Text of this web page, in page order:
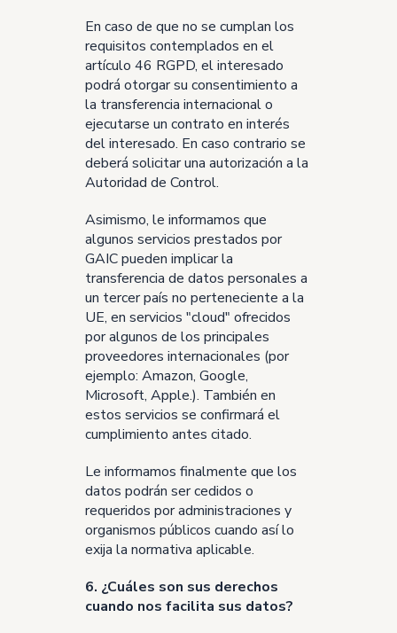
En caso de que no se cumplan los
requisitos contemplados en el
artículo 46 RGPD, el interesado
podrá otorgar su consentimiento a
la transferencia internacional o
ejecutarse un contrato en interés
del interesado. En caso contrario se
deberá solicitar una autorización a la
Autoridad de Control.
Asimismo, le informamos que
algunos servicios prestados por
GAIC pueden implicar la
transferencia de datos personales a
un tercer país no perteneciente a la
UE, en servicios "cloud" ofrecidos
por algunos de los principales
proveedores internacionales (por
ejemplo: Amazon, Google,
Microsoft, Apple.). También en
estos servicios se confirmará el
cumplimiento antes citado.
Le informamos finalmente que los
datos podrán ser cedidos o
requeridos por administraciones y
organismos públicos cuando así lo
exija la normativa aplicable.
6. ¿Cuáles son sus derechos
cuando nos facilita sus datos?